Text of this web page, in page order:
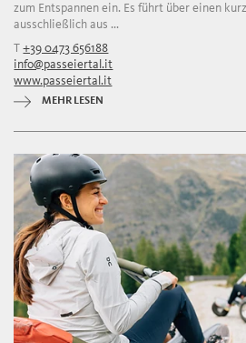
zum Entspannen ein. Es führt über einen
ausschließlich aus ...
T+39 0473 656188
info@passeiertal.it
www.passeiertal.it
MEHR LESEN